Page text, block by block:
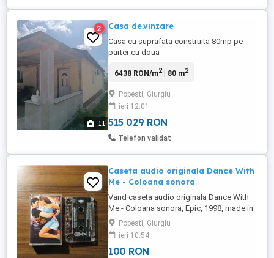
11
2 Casa de.vinzare
Casa cu suprafata construita 80mp pe
parter cu doua
birou,baie,bucatarie mare.Suprafata teren
electic,centrala gaz pe butelii,put
forat,fosa septica,internet digi,aer
conditionat,camere video.Zona
6438 RON/m2| 80 m2
Popesti, Giurgiu
ieri 12:01
515 029 RON
Telefon validat
Caseta audio originala Dance With
Me - Coloana sonora
Vand caseta audio originala Dance With
Me - Coloana sonora, Epic, 1998, made in
Holland. Pozele sunt reale. PRETUL ESTE
FIX. NU MA INTERESEAZA SCHIMBURI!
Pretul afisat nu include transportul. Trimit
in tara cu Fan Courier doar cu plata in
Popesti, Giurgiu
ieri 10:54
100 RON